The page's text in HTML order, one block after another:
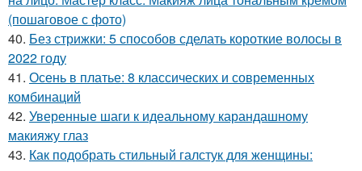
(пошаговое с фото)
40. Без стрижки: 5 способов сделать короткие волосы в
2022 году
41. Осень в платье: 8 классических и современных
комбинаций
42. Уверенные шаги к идеальному карандашному
макияжу глаз
43. Как подобрать стильный галстук для женщины: